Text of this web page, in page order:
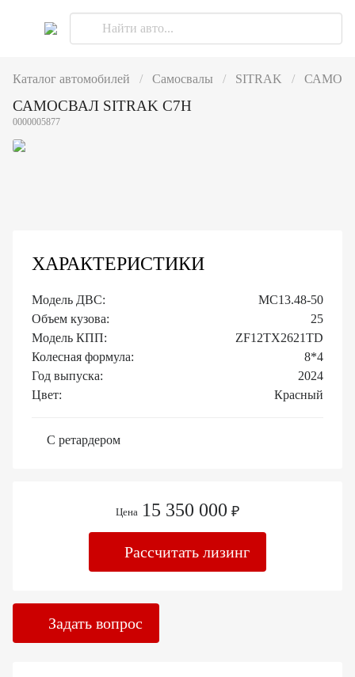
Каталог автомобилей Самосвалы SITRAK
САМОСВАЛ SITRAK C7H
0000005877
ХАРАКТЕРИСТИКИ
Модель ДВС:
MC13.48-50
Объем кузова:
25
Модель КПП:
ZF12TX2621TD
Колесная формула:
8*4
Год выпуска:
2024
Цвет:
Красный
С ретардером
Цена 15 350 000 ₽
Рассчитать лизинг
Задать вопрос